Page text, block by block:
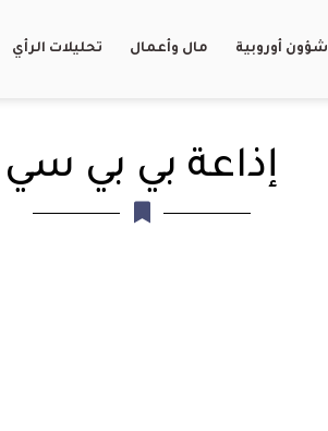
شؤون أوروبية مال وأعمال تحليلات الرأي
إذاعة بي بي سي